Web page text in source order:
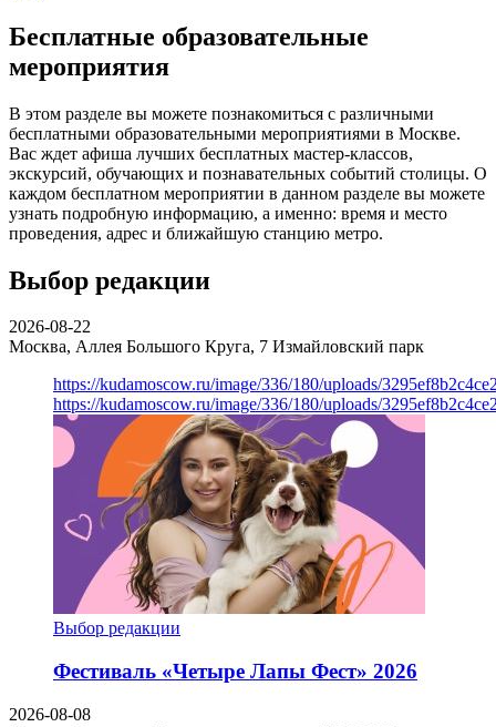
Бесплатные образовательные
мероприятия
В этом разделе вы можете познакомиться с различными
бесплатными образовательными мероприятиями в Москве.
Вас ждет афиша лучших бесплатных мастер-классов,
экскурсий, обучающих и познавательных событий столицы. О
каждом бесплатном мероприятии в данном разделе вы можете
узнать подробную информацию, а именно: время и место
проведения, адрес и ближайшую станцию метро.
Выбор редакции
2026-08-22
Москва, Аллея Большого Круга, 7 Измайловский парк
https://kudamoscow.ru/image/336/180/uploads/
https://kudamoscow.ru/image/336/180/uploads/
Выбор редакции
Фестиваль «Четыре Лапы Фест» 2026
2026-08-08